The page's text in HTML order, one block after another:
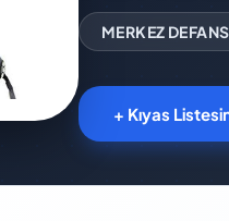
MERKEZ DEFANS
+ Kıyas